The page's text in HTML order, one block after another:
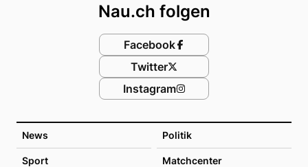
News Politik
Sport Matchcenter
Nau.ch folgen
Facebook
Twitter
Instagram